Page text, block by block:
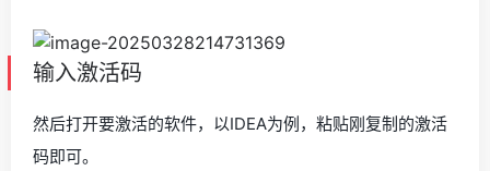
输入激活码
然后打开要激活的软件，以IDEA为例，粘贴刚复制的激活
码即可。